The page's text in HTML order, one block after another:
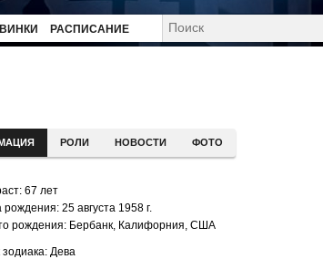
РАСПИСАНИЕ
РОЛИ НОВОСТИ ФОТО
67 лет
рождения: 25 августа 1958 г.
рождения: Бербанк, Калифорния, США
зодиака: Дева